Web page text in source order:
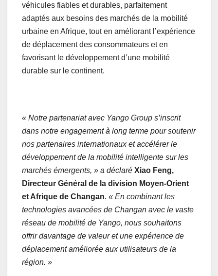
véhicules fiables et durables, parfaitement
adaptés aux besoins des marchés de la mobilité
urbaine en Afrique, tout en améliorant l’expérience
de déplacement des consommateurs et en
favorisant le développement d’une mobilité
durable sur le continent.
« Notre partenariat avec Yango Group s’inscrit
dans notre engagement à long terme pour soutenir
nos partenaires internationaux et accélérer le
développement de la mobilité intelligente sur les
marchés émergents, » a déclaré Xiao Feng,
Directeur Général de la division Moyen-Orient
et Afrique de Changan. « En combinant les
technologies avancées de Changan avec le vaste
réseau de mobilité de Yango, nous souhaitons
offrir davantage de valeur et une expérience de
déplacement améliorée aux utilisateurs de la
région. »